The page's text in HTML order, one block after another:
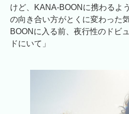
けど、KANA-BOONに携わるよ
の向き合い方がとくに変わった
BOONに入る前、夜行性のドビ
ドにいて」